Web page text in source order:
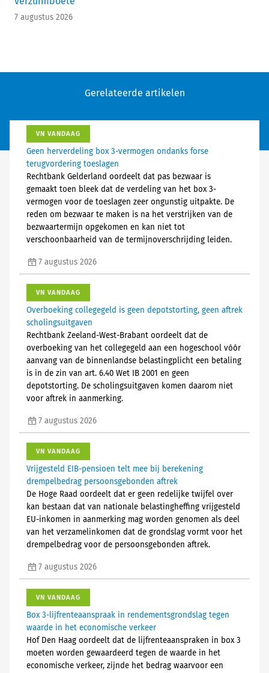
7 augustus 2026
Gerelateerde artikelen
VN VANDAAG
Geen herverdeling box 3-vermogen ondanks forse
terugvordering toeslagen
Rechtbank Gelderland oordeelt dat pas bezwaar is
gemaakt toen bleek dat de verdeling van het box 3-
vermogen voor de toeslagen zeer ongunstig uitpakte. De
reden om bezwaar te maken is na het verstrijken van de
bezwaartermijn opgekomen en kan niet tot
verschoonbaarheid van de termijnoverschrijding leiden.
7 augustus 2026
VN VANDAAG
Overboeking collegegeld is geen depotstorting, geen aftrek
scholingsuitgaven
Rechtbank Zeeland-West-Brabant oordeelt dat de
overboeking van het collegegeld aan een hogeschool vóór
aanvang van de binnenlandse belastingplicht een betaling
is in de zin van art. 6.40 Wet IB 2001 en geen
depotstorting. De scholingsuitgaven komen daarom niet
voor aftrek in aanmerking.
7 augustus 2026
VN VANDAAG
Vrijgesteld EIB-pensioen telt mee bij berekening
drempelbedrag persoonsgebonden aftrek
De Hoge Raad oordeelt dat er geen redelijke twijfel over
kan bestaan dat van nationale belastingheffing vrijgesteld
EU-inkomen in aanmerking mag worden genomen als deel
van het verzamelinkomen dat de grondslag vormt voor het
drempelbedrag voor de persoonsgebonden aftrek.
7 augustus 2026
VN VANDAAG
Box 3-lijfrenteaanspraak in rendementsgrondslag tegen
waarde in het economische verkeer
Hof Den Haag oordeelt dat de lijfrenteaanspraken in box 3
moeten worden gewaardeerd tegen de waarde in het
economische verkeer, zijnde het bedrag waarvoor een